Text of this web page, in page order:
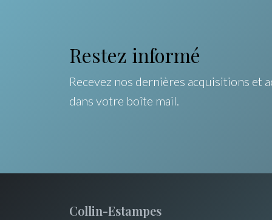
Restez informé
Recevez nos dernières acquisitions et
dans votre boîte mail.
Collin-Estampes